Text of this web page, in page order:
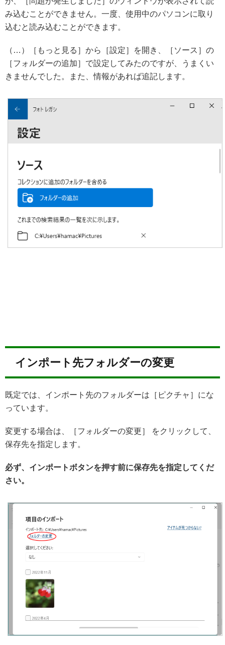
み込むことができません。一度、使用中のパソコンに取り
込むと読み込むことができます。
（…）［もっと見る］から［設定］を開き、［ソース］の
［フォルダーの追加］で設定してみたのですが、うまくい
きませんでした。また、情報があれば追記します。
インポート先フォルダーの変更
既定では、インポート先のフォルダーは［ピクチャ］にな
っています。
変更する場合は、［フォルダーの変更］ をクリックして、
保存先を指定します。
必ず、インポートボタンを押す前に保存先を指定してくだ
さい。